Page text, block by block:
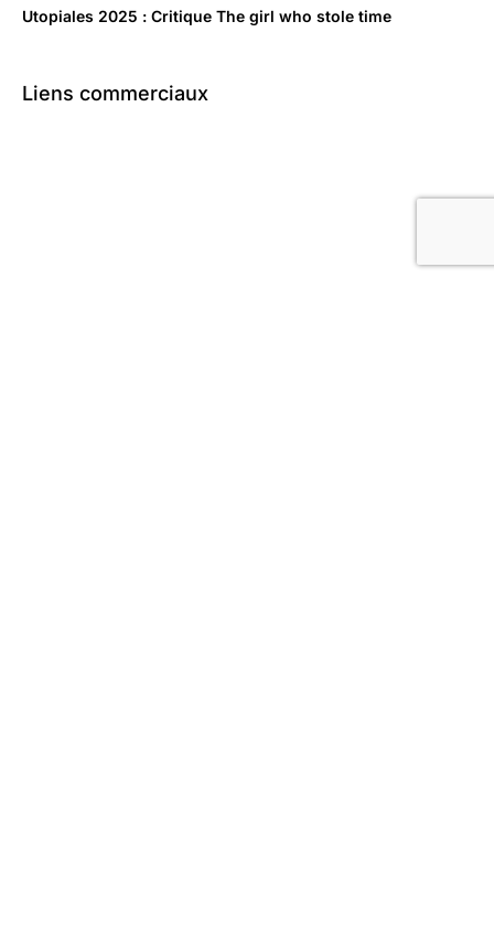
Utopiales 2025 : Critique The girl who stole time
Liens commerciaux